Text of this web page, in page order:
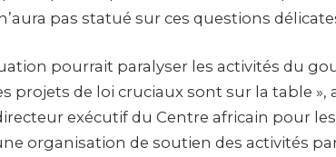
pas statué sur ces questions
pourrait paralyser les activités du
projets de loi cruciaux sont sur la table »,
exécutif du Centre africain pour
organisation de soutien des activités